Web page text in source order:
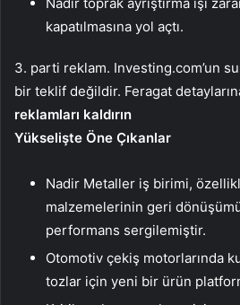
kapatılmasına yol açtı.
3. parti reklam. Investing.com’un
bir teklif değildir. Feragat
reklamları kaldırın
Yükselişte Öne Çıkanlar
Nadir Metaller iş birimi,
malzemelerinin geri
performans sergilemiştir.
Otomotiv çekiş motorlarında
tozlar için yeni bir ürün